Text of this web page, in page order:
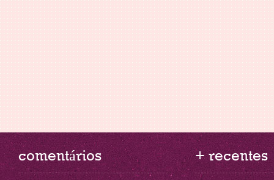
comentários + recentes